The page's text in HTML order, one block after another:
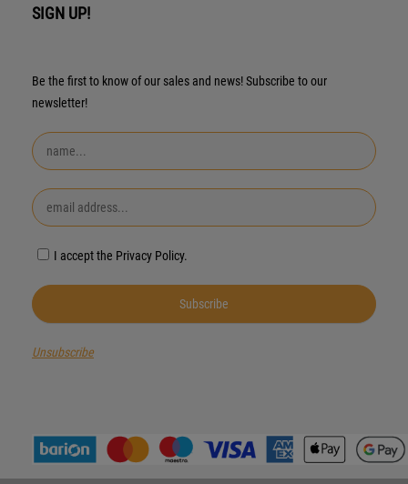
SIGN UP!
Be the first to know of our sales and news! Subscribe to our
newsletter!
I accept the Privacy Policy.
Unsubscribe